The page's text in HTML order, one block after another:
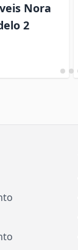
Nora
2